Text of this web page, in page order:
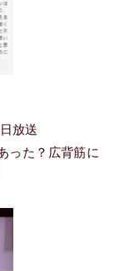
放送
った？広背筋に